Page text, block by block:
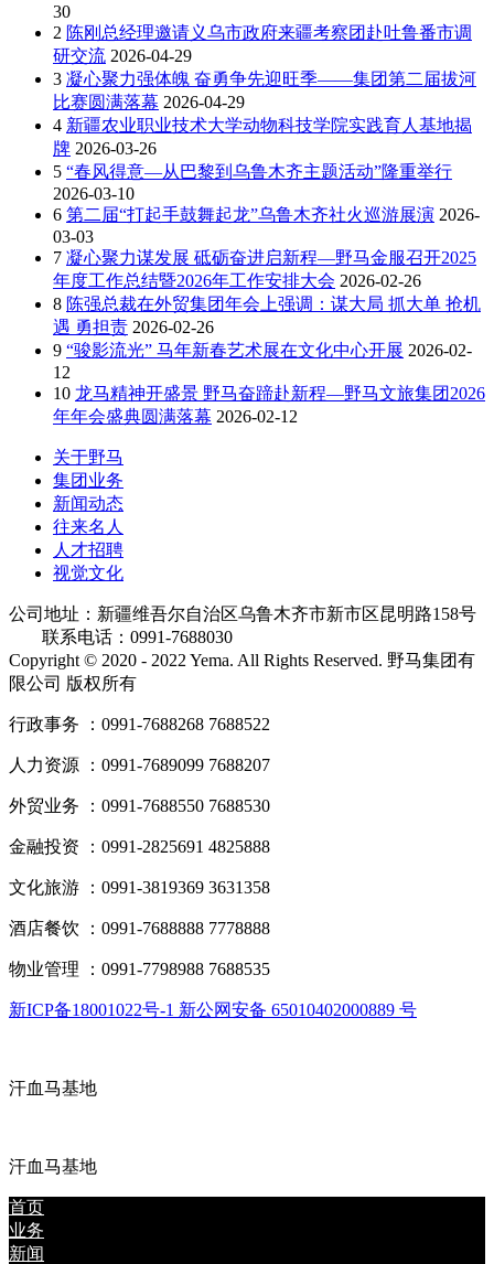
30
2 陈刚总经理邀请义乌市政府来疆考察团赴吐鲁番市调
研交流 2026-04-29
3 凝心聚力强体魄 奋勇争先迎旺季——集团第二届拔河
比赛圆满落幕 2026-04-29
4 新疆农业职业技术大学动物科技学院实践育人基地揭
牌 2026-03-26
5 “春风得意—从巴黎到乌鲁木齐主题活动”隆重举行
2026-03-10
6 第二届“打起手鼓舞起龙”乌鲁木齐社火巡游展演 2026-
03-03
7 凝心聚力谋发展 砥砺奋进启新程—野马金服召开2025
年度工作总结暨2026年工作安排大会 2026-02-26
8 陈强总裁在外贸集团年会上强调：谋大局 抓大单 抢机
遇 勇担责 2026-02-26
9 “骏影流光” 马年新春艺术展在文化中心开展 2026-02-
12
10 龙马精神开盛景 野马奋蹄赴新程—野马文旅集团2026
年年会盛典圆满落幕 2026-02-12
关于野马
集团业务
新闻动态
往来名人
人才招聘
视觉文化
公司地址：新疆维吾尔自治区乌鲁木齐市新市区昆明路158号
联系电话：0991-7688030
Copyright © 2020 - 2022 Yema. All Rights Reserved. 野马集团有
限公司 版权所有
行政事务 ：0991-7688268 7688522
人力资源 ：0991-7689099 7688207
外贸业务 ：0991-7688550 7688530
金融投资 ：0991-2825691 4825888
文化旅游 ：0991-3819369 3631358
酒店餐饮 ：0991-7688888 7778888
物业管理 ：0991-7798988 7688535
新ICP备18001022号-1 新公网安备 65010402000889 号
汗血马基地
汗血马基地
首页
业务
新闻